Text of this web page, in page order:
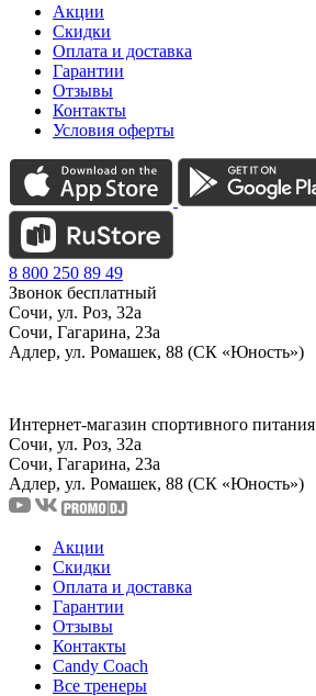
Акции
Скидки
Оплата и доставка
Гарантии
Отзывы
Контакты
Условия оферты
8 800 250 89 49
Звонок бесплатный
Сочи, ул. Роз, 32а
Сочи, Гагарина, 23а
Адлер, ул. Ромашек, 88 (СК «Юность»)
Интернет-магазин спортивного питания
Сочи, ул. Роз, 32а
Сочи, Гагарина, 23а
Адлер, ул. Ромашек, 88 (СК «Юность»)
Акции
Скидки
Оплата и доставка
Гарантии
Отзывы
Контакты
Candy Coach
Все тренеры